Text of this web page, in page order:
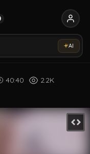
AI
40:40
2.2K